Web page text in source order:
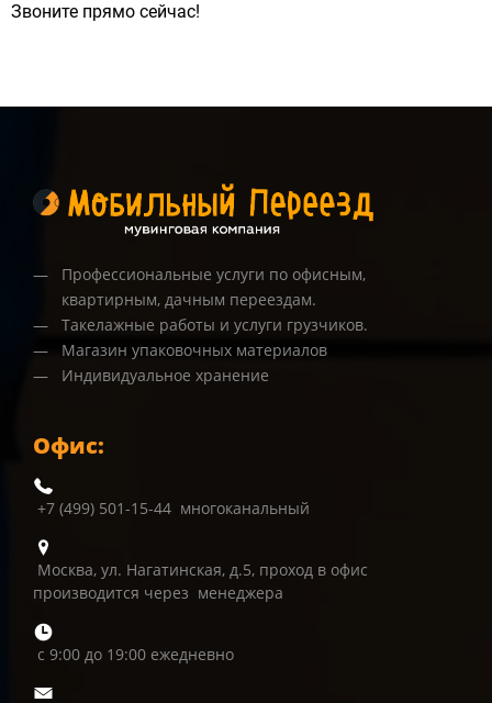
Звоните прямо сейчас!
Профессиональные услуги по офисным,
квартирным, дачным переездам.
Такелажные работы и услуги грузчиков.
Магазин упаковочных материалов
Индивидуальное хранение
Офис:
+7 (499) 501-15-44 многоканальный
Москва, ул. Нагатинская, д.5, проход в офис
производится через менеджера
с 9:00 до 19:00 ежедневно